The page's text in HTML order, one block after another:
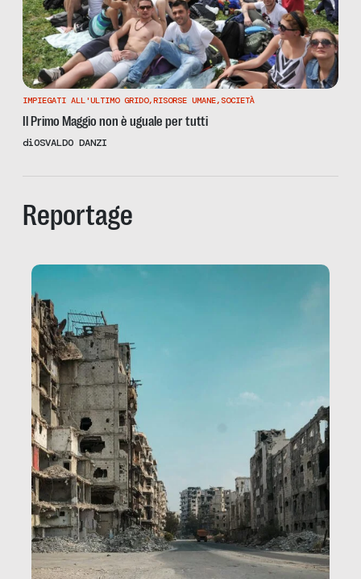
IMPIEGATI ALL'ULTIMO GRIDO,RISORSE UMANE, SOCIETÀ
Il Primo Maggio non è uguale per tutti
diOSVALDO DANZI
Reportage